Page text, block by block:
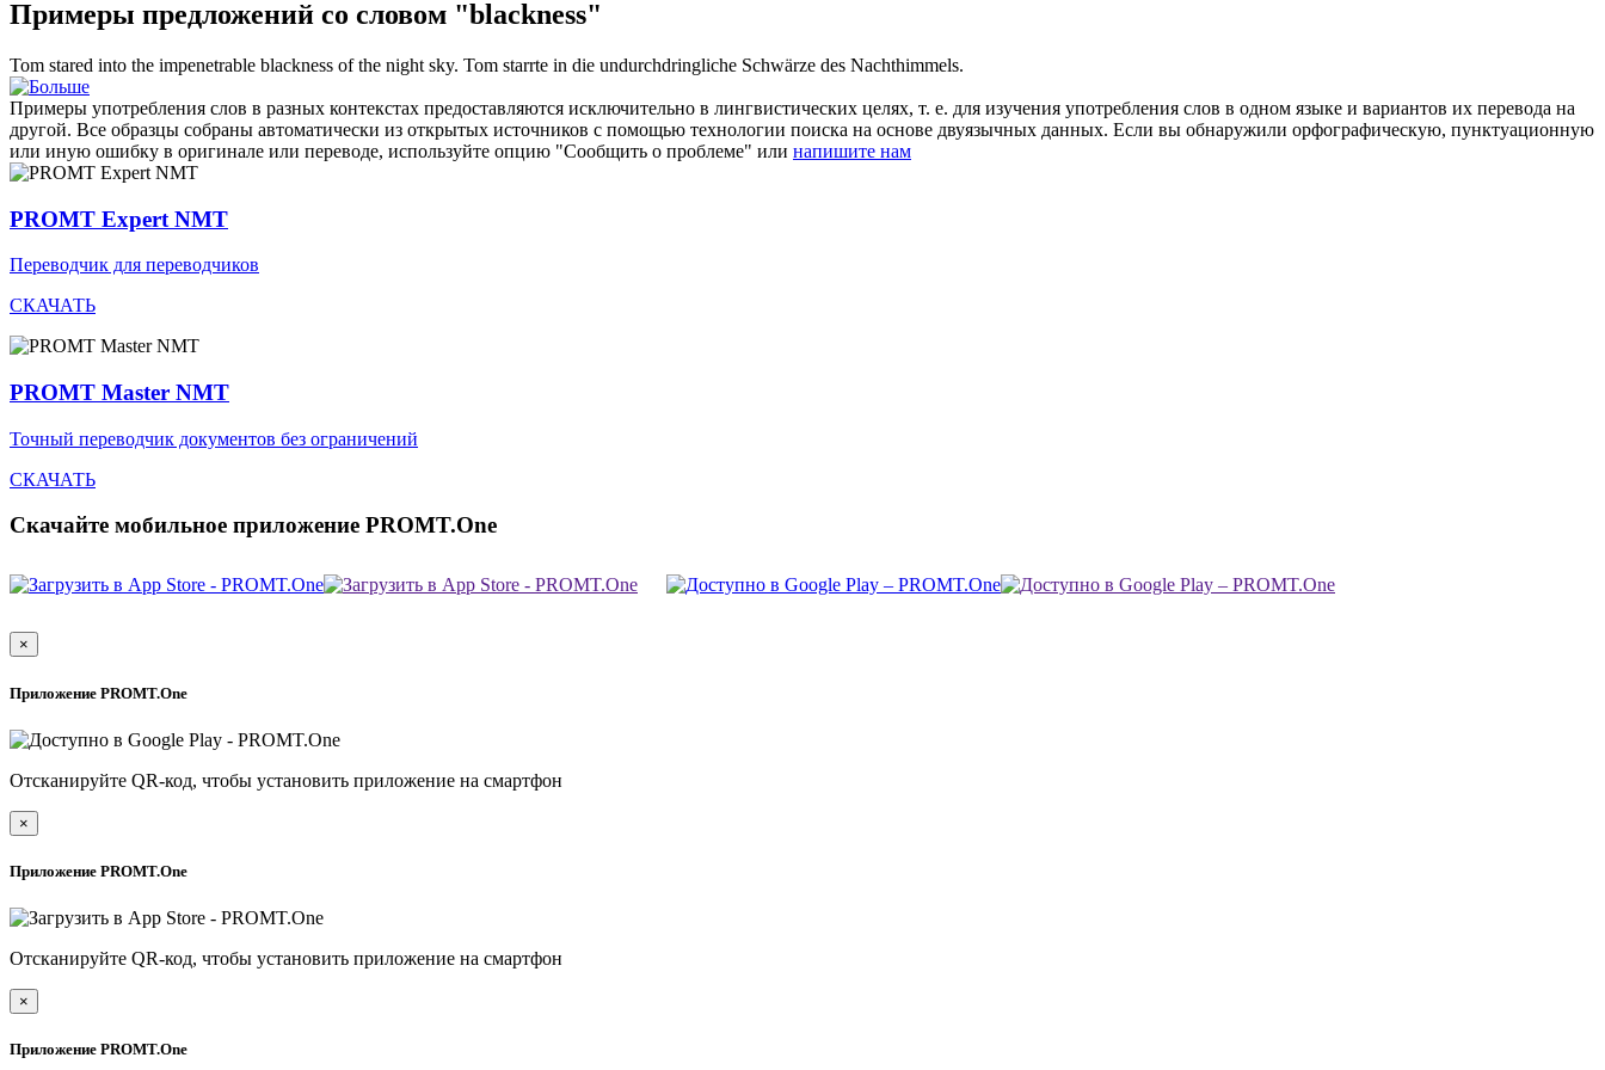
Примеры предложений со словом "blackness"
Tom stared into the impenetrable blackness of the night sky. Tom starrte in die undurchdringliche Schwärze des Nachthimmels.
Примеры употребления слов в разных контекстах предоставляются исключительно в лингвистических целях, т. е. для изучения употребления слов в одном языке и вариантов их перевода на
другой. Все образцы собраны автоматически из открытых источников с помощью технологии поиска на основе двуязычных данных. Если вы обнаружили орфографическую, пунктуационную
или иную ошибку в оригинале или переводе, используйте опцию "Сообщить о проблеме" или напишите нам
PROMT Expert NMT
Переводчик для переводчиков
СКАЧАТЬ
PROMT Master NMT
Точный переводчик документов без ограничений
СКАЧАТЬ
Скачайте мобильное приложение PROMT.One
×
Приложение PROMT.One
Отсканируйте QR-код, чтобы установить приложение на смартфон
×
Приложение PROMT.One
Отсканируйте QR-код, чтобы установить приложение на смартфон
×
Приложение PROMT.One